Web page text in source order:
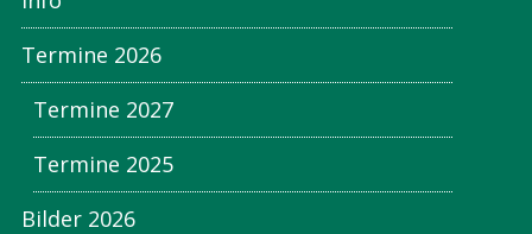
Termine 2026
Termine 2027
Termine 2025
Bilder 2026